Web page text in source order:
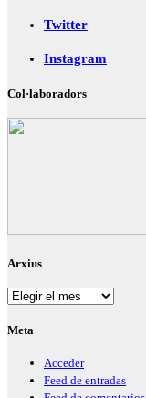
Twitter
Instagram
Col·laboradors
Arxius
Arxius
Meta
Acceder
Feed de entradas